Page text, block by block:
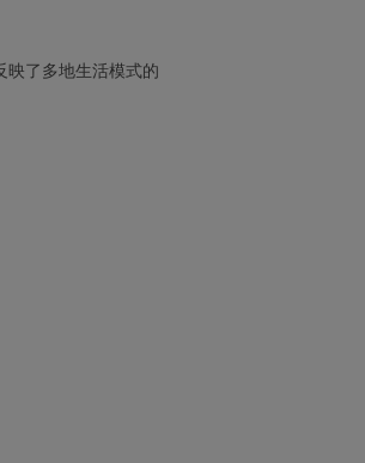
映了多地生活模式的